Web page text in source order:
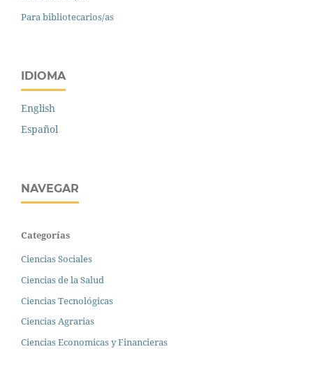
Para bibliotecarios/as
IDIOMA
English
Español
NAVEGAR
Categorías
Ciencias Sociales
Ciencias de la Salud
Ciencias Tecnológicas
Ciencias Agrarias
Ciencias Economicas y Financieras